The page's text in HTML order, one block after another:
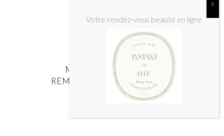
MASSAGE DRAINANT
REMODELANT DES JAMBES
Massages
Votre rendez-vous beauté en ligne